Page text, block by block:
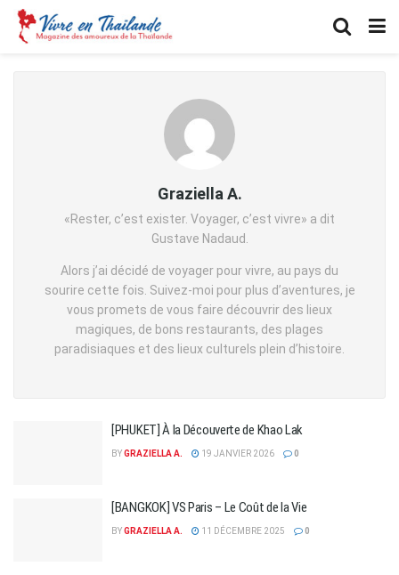
Graziella A.
«Rester, c’est exister. Voyager, c’est vivre» a dit
Gustave Nadaud.
Alors j’ai décidé de voyager pour vivre, au pays du
sourire cette fois. Suivez-moi pour plus d’aventures, je
vous promets de vous faire découvrir des lieux
magiques, de bons restaurants, des plages
paradisiaques et des lieux culturels plein d’histoire.
[PHUKET] À la Découverte de Khao Lak
BYGRAZIELLA A. 19 JANVIER 2026 0
[BANGKOK] VS Paris – Le Coût de la Vie
BYGRAZIELLA A. 11 DÉCEMBRE 2025 0